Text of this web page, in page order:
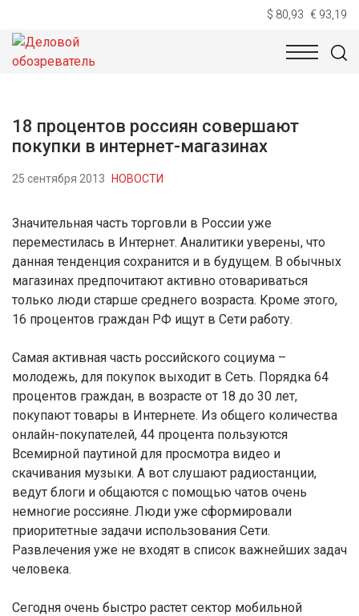
$ 80,93 € 93,19
НОВОСТИ
18 процентов россиян совершают
покупки в интернет-магазинах
25 сентября 2013 НОВОСТИ
Значительная часть торговли в России уже
переместилась в Интернет. Аналитики уверены, что
данная тенденция сохранится и в будущем. В обычных
магазинах предпочитают активно отовариваться
только люди старше среднего возраста. Кроме этого,
16 процентов граждан РФ ищут в Сети работу.
Самая активная часть российского социума –
молодежь, для покупок выходит в Сеть. Порядка 64
процентов граждан, в возрасте от 18 до 30 лет,
покупают товары в Интернете. Из общего количества
онлайн-покупателей, 44 процента пользуются
Всемирной паутиной для просмотра видео и
скачивания музыки. А вот слушают радиостанции,
ведут блоги и общаются с помощью чатов очень
немногие россияне. Люди уже сформировали
приоритетные задачи использования Сети.
Развлечения уже не входят в список важнейших задач
человека.
Сегодня очень быстро растет сектор мобильной